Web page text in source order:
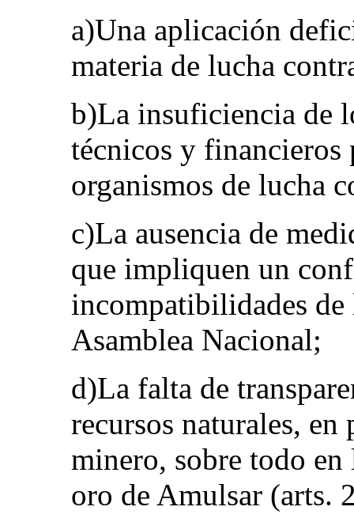
a)Una aplicación
materia de lucha
b)La insuficiencia de
técnicos y financieros
organismos de lucha
c)La ausencia de
que impliquen un
incompatibilidades
Asamblea Nacional;
d)La falta de
recursos naturales,
minero, sobre todo en
oro de Amulsar (arts.